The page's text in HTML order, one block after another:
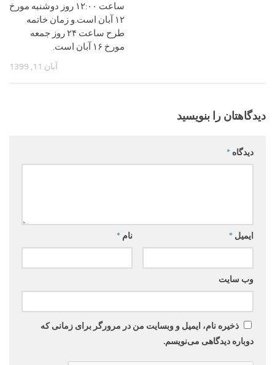
ساعت ۱۲:۰۰ روز دوشنبه مورخ
۱۲ آبان است.و زمان خاتمه
طرح ساعت ۲۴ روز جمعه
مورخ ۱۶ آبان است.
آبان 11, 1399
دیدگاهتان را بنویسید
دیدگاه *
نام * ایمیل *
وب‌ سایت
ذخیره نام، ایمیل و وبسایت من در مرورگر برای زمانی که
دوباره دیدگاهی می‌نویسم.